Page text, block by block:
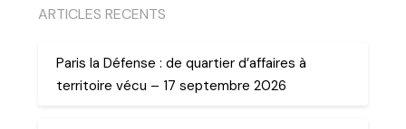
ARTICLES RECENTS
Paris la Défense : de quartier d’affaires à
territoire vécu – 17 septembre 2026